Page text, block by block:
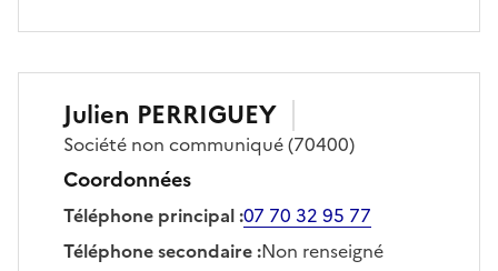
Julien PERRIGUEY
Société non communiqué(70400)
Coordonnées
Téléphone principal:07 70 32 95 77
Téléphone secondaire:Non renseigné